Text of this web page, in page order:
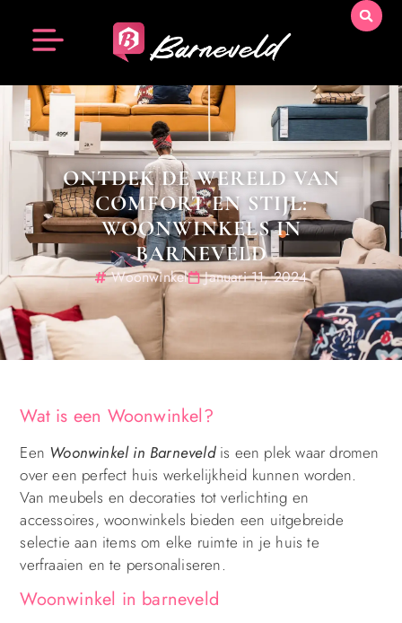
ONTDEK DE WERELD VAN
COMFORT EN STIJL:
WOONWINKELS IN
BARNEVELD
Woonwinkel Januari 11, 2024
Wat is een Woonwinkel?
Een Woonwinkel in Barneveldis een plek waar dromen
over een perfect huis werkelijkheid kunnen worden.
Van meubels en decoraties tot verlichting en
accessoires, woonwinkels bieden een uitgebreide
selectie aan items om elke ruimte in je huis te
verfraaien en te personaliseren.
Woonwinkel in barneveld